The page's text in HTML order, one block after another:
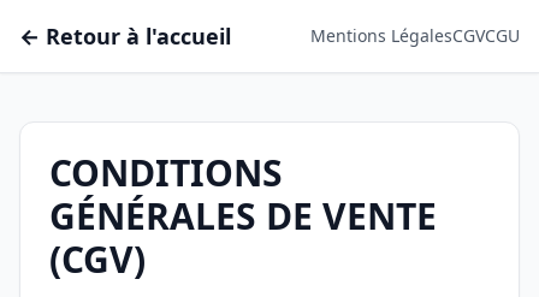
← Retour à l'accueil Mentions LégalesCGVCGU
CONDITIONS
GÉNÉRALES DE VENTE
(CGV)